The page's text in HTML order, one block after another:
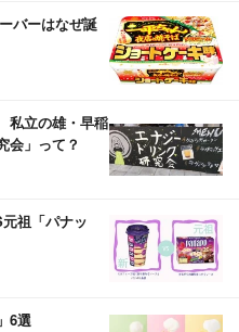
バーはなぜ誕
私立の雄・早稲
会」って？
祖「パナッ
6選